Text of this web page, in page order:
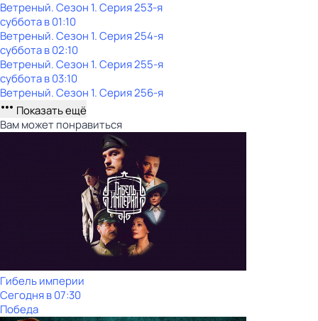
Ветреный. Сезон 1. Серия 253-я
субботав01:10
Ветреный. Сезон 1. Серия 254-я
субботав02:10
Ветреный. Сезон 1. Серия 255-я
субботав03:10
Ветреный. Сезон 1. Серия 256-я
Показать ещё
Вам может понравиться
Гибель империи
Сегодня в 07:30
Победа